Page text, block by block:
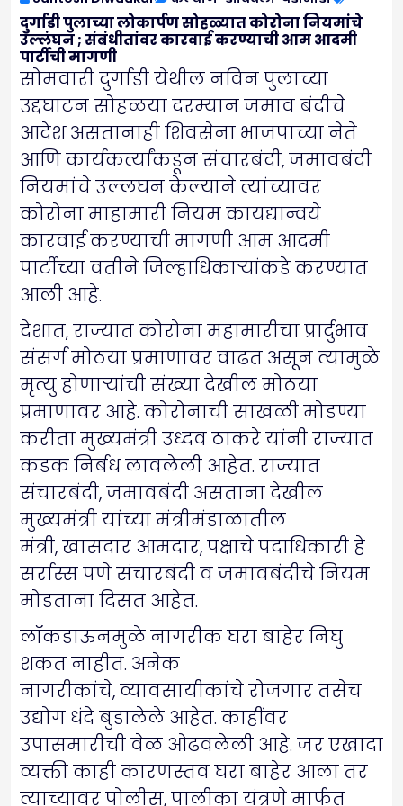
दुर्गाडी पुलाच्या लोकार्पण सोहळ्यात कोरोना नियमांचे
उल्लंघन ; संबंधीतांवर कारवाई करण्याची आम आदमी
पार्टीची मागणी
सोमवारी दुर्गाडी येथील नविन पुलाच्या
उद्दघाटन सोहळया दरम्यान जमाव बंदीचे
आदेश असतानाही शिवसेना भाजपाच्या नेते
आणि कार्यकर्त्यांकडून संचारबंदी, जमावबंदी
नियमांचे उल्लघन केल्याने त्यांच्यावर
कोरोना माहामारी नियम कायद्यान्वये
कारवाई करण्याची मागणी आम आदमी
पार्टीच्या वतीने जिल्हाधिकाऱ्यांकडे करण्यात
आली आहे.
देशात, राज्यात कोरोना महामारीचा प्रार्दुभाव
संसर्ग मोठया प्रमाणावर वाढत असून त्यामुळे
मृत्यु होणाऱ्यांची संख्या देखील मोठया
प्रमाणावर आहे. कोरोनाची साखळी मोडण्या
करीता मुख्यमंत्री उध्दव ठाकरे यांनी राज्यात
कडक निर्बध लावलेली आहेत. राज्यात
संचारबंदी, जमावबंदी असताना देखील
मुख्यमंत्री यांच्या मंत्रीमंडाळातील
मंत्री, खासदार आमदार, पक्षाचे पदाधिकारी हे
सर्रास्स पणे संचारबंदी व जमावबंदीचे नियम
मोडताना दिसत आहेत.
लॉकडाऊनमुळे नागरीक घरा बाहेर निघु
शकत नाहीत. अनेक
नागरीकांचे, व्यावसायीकांचे रोजगार तसेच
उद्योग धंदे बुडालेले आहेत. काहींवर
उपासमारीची वेळ ओढवलेली आहे. जर एखादा
व्यक्ती काही कारणस्तव घरा बाहेर आला तर
त्याच्यावर पोलीस, पालीका यंत्रणे मार्फत